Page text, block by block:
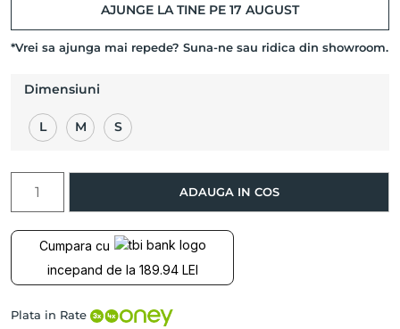
AJUNGE LA TINE PE 17 AUGUST
*Vrei sa ajunga mai repede? Suna-ne sau ridica din showroom.
Dimensiuni
L M S
Bratara
fixa
CALAUZA
Diamant
Aur
ADAUGA IN COS
Cumpara cu
incepand de la 189.94 LEI
Plata in Rate